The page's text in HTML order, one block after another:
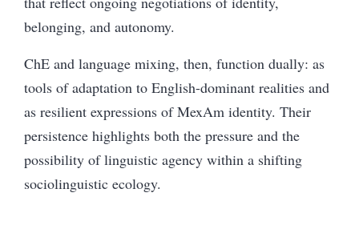
belonging, and autonomy.
ChE and language mixing, then, function dually: as
tools of adaptation to English-dominant realities and
as resilient expressions of MexAm identity. Their
persistence highlights both the pressure and the
possibility of linguistic agency within a shifting
sociolinguistic ecology.